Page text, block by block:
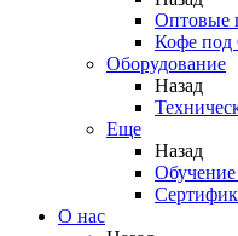
Оптовые
Кофе
Оборудование
Назад
Еще
Назад
Обучение
О нас